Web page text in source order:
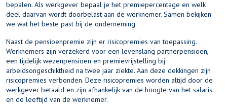
bepalen. Als werkgever bepaal je het premiepercentage en welk
deel daarvan wordt doorbelast aan de werknemer. Samen bekijken
we wat het beste past bij de onderneming.
Naast de pensioenpremie zijn er risicopremies van toepassing.
Werknemers zijn verzekerd voor een levenslang partnerpensioen,
een tijdelijk wezenpensioen en premievrijstelling bij
arbeidsongeschiktheid na twee jaar ziekte. Aan deze dekkingen zijn
risicopremies verbonden. Deze risicopremies worden altijd door de
werkgever betaald en zijn afhankelijk van de hoogte van het salaris
en de leeftijd van de werknemer.